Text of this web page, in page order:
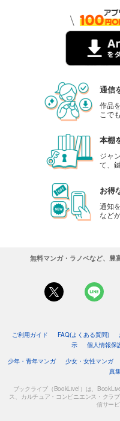
通信
作品
こで
本棚
ジャ
て、
お得
通知
など
無料マンガ・ラノベなど、豊
ご利用ガイド FAQ(よくある質問)
示
個人情報保
少年・青年マンガ
少女・女性マンガ
真
ブックライブ（BookLive!）は、
ス、カルチュア・コンビニエンス・クラ
信サー